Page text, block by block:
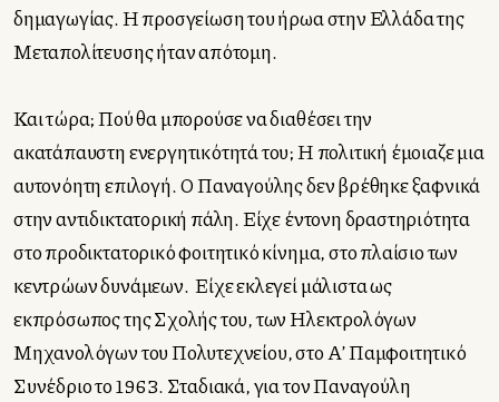
δημαγωγίας. Η προσγείωση του ήρωα στην Ελλάδα της
Μεταπολίτευσης ήταν απότομη.
Και τώρα; Πού θα μπορούσε να διαθέσει την
ακατάπαυστη ενεργητικότητά του; Η πολιτική έμοιαζε μια
αυτονόητη επιλογή. Ο Παναγούλης δεν βρέθηκε ξαφνικά
στην αντιδικτατορική πάλη. Είχε έντονη δραστηριότητα
στο προδικτατορικό φοιτητικό κίνημα, στο πλαίσιο των
κεντρώων δυνάμεων. Είχε εκλεγεί μάλιστα ως
εκπρόσωπος της Σχολής του, των Ηλεκτρολόγων
Μηχανολόγων του Πολυτεχνείου, στο Α’ Παμφοιτητικό
Συνέδριο το 1963. Σταδιακά, για τον Παναγούλη